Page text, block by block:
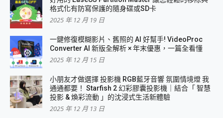
格式化有防寫保護的隨身碟或SD卡
2025 年 12 月 19 日
一鍵修復模糊影片、舊照的 AI 好幫手! VideoProc
Converter AI 新版全解析 × 年末優惠，一篇全看懂
2025 年 12 月 15 日
小朋友才做選擇 投影機 RGB藍牙音響 氛圍情境燈 我
通通都要！ Starfish 2 幻彩膠囊投影機｜結合「 智慧
投影 & 煥彩流動 」的沈浸式生活新體驗
2025 年 12 月 13 日